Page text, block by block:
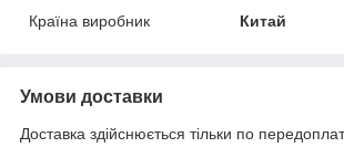
Країна виробник
Китай
Умови доставки
Доставка здійснюється тільки по